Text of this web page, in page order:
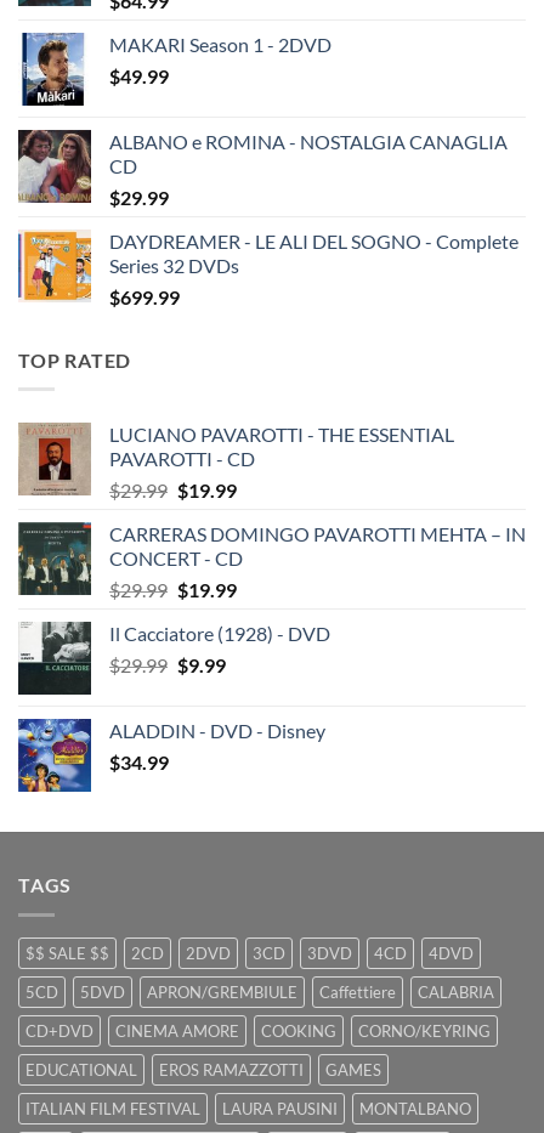
MAKARI Season 1 - 2DVD
$49.99
ALBANO e ROMINA - NOSTALGIA CANAGLIA
CD
$29.99
DAYDREAMER - LE ALI DEL SOGNO - Complete
Series 32 DVDs
$699.99
TOP RATED
LUCIANO PAVAROTTI - THE ESSENTIAL
PAVAROTTI - CD
$29.99 Original
was:
$29.99.
$19.99Current
is:
$19.99.
CARRERAS DOMINGO PAVAROTTI MEHTA – IN
CONCERT - CD
$29.99 Original
was:
$29.99.
$19.99Current
is:
Il Cacciatore (1928) - DVD
$29.99 Original
$29.99.
$9.99Current
$9.99.
ALADDIN - DVD - Disney
$34.99
TAGS
$$ SALE $$ 2CD 2DVD 3CD 3DVD 4CD
4DVD
5CD
5DVD APRON/GREMBIULE Caffettiere
CALABRIA
CD+DVD
CINEMA AMORE COOKING
CORNO/KEYRING
EDUCATIONAL
EROS RAMAZZOTTI
GAMES
ITALIAN FILM FESTIVAL
LAURA PAUSINI MONTALBANO